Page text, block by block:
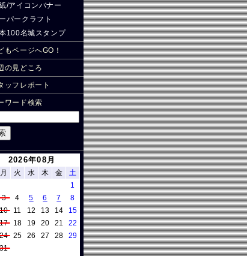
/アイコンバナー
パークラフト
100名城スタンプ
もページへGO！
の見どころ
ッフレポート
ワード検索
2026年08月
月 火 水 木 金
土
1
3 4 5 6 7
8
10 11 12 13 14
15
17 18 19 20 21
22
24 25 26 27 28
29
31